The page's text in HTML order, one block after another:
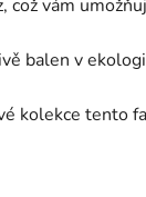
což vám
balen v
kolekce tento